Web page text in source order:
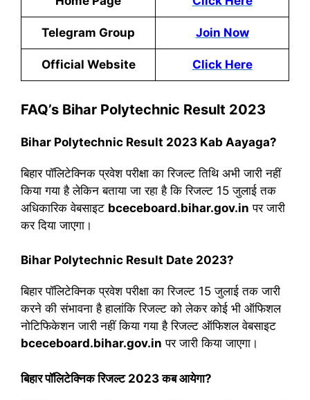
Telegram Group Join Now
Official Website Click Here
FAQ’s Bihar Polytechnic Result 2023
Bihar Polytechnic Result 2023 Kab Aayaga?
बिहार पॉलिटेक्निक प्रवेश परीक्षा का रिजल्ट तिथि अभी जारी नहीं
किया गया है लेकिन बताया जा रहा है कि रिजल्ट 15 जुलाई तक
अधिकारिक वेबसाइट bceceboard.bihar.gov.in पर जारी
कर दिया जाएगा।
Bihar Polytechnic Result Date 2023?
बिहार पॉलिटेक्निक प्रवेश परीक्षा का रिजल्ट 15 जुलाई तक जारी
करने की संभावना है हालांकि रिजल्ट को लेकर कोई भी ऑफिशल
नोटिफिकेशन जारी नहीं किया गया है रिजल्ट ऑफिशल वेबसाइट
bceceboard.bihar.gov.in पर जारी किया जाएगा।
बिहार पॉलिटेक्निक रिजल्ट 2023 कब आयेगा?